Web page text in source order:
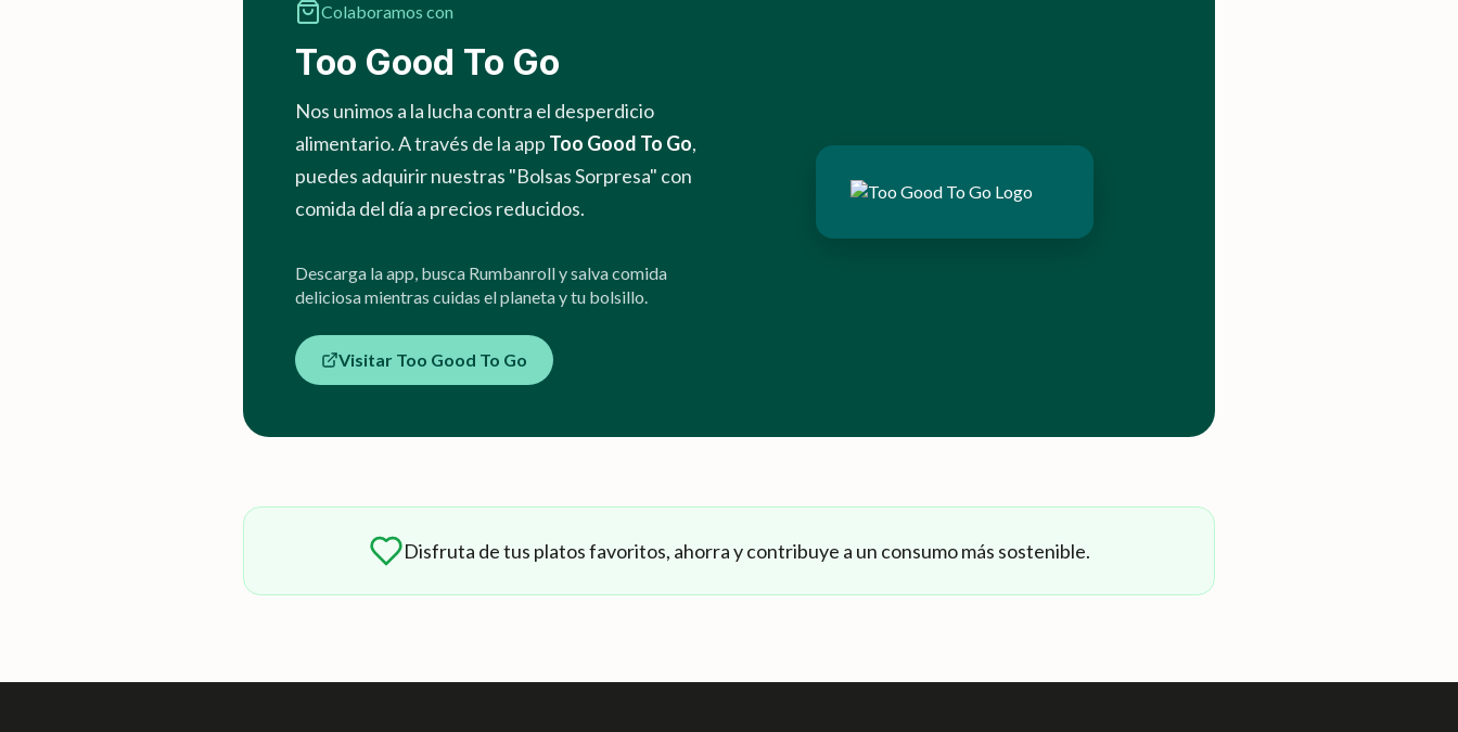
Colaboramos con
Too Good To Go
Nos unimos a la lucha contra el desperdicio
alimentario. A través de la app Too Good To Go,
puedes adquirir nuestras "Bolsas Sorpresa" con
comida del día a precios reducidos.
Descarga la app, busca Rumbanroll y salva comida
deliciosa mientras cuidas el planeta y tu bolsillo.
Visitar Too Good To Go
Disfruta de tus platos favoritos, ahorra y contribuye a un consumo más sostenible.